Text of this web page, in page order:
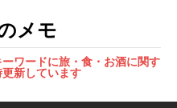
メモ
ワードに旅・食・お酒に関す
新しています